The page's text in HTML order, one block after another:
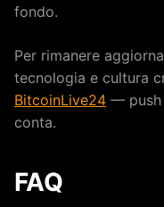
fondo.
Per rimanere
tecnologia e cultura
BitcoinLive24 — push
conta.
FAQ